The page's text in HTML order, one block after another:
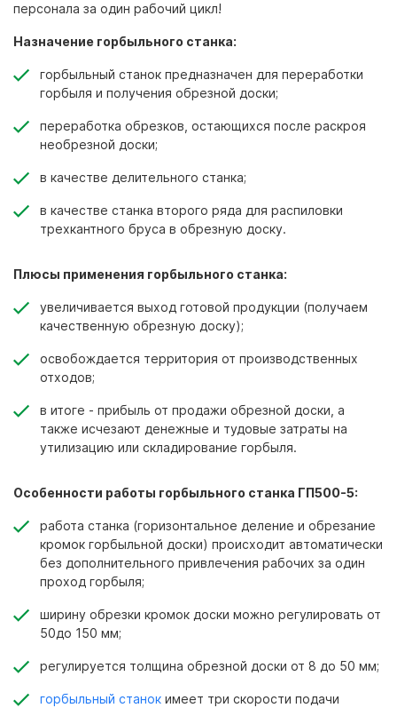
персонала за один рабочий цикл!
Назначение горбыльного станка:
горбыльный станок предназначен для переработки
горбыля и получения обрезной доски;
переработка обрезков, остающихся после раскроя
необрезной доски;
в качестве делительного станка;
в качестве станка второго ряда для распиловки
трехкантного бруса в обрезную доску.
Плюсы применения горбыльного станка:
увеличивается выход готовой продукции (получаем
качественную обрезную доску);
освобождается территория от производственных
отходов;
в итоге - прибыль от продажи обрезной доски, а
также исчезают денежные и тудовые затраты на
утилизацию или складирование горбыля.
Особенности работы горбыльного станка ГП500-5:
работа станка (горизонтальное деление и обрезание
кромок горбыльной доски) происходит автоматически
без дополнительного привлечения рабочих за один
проход горбыля;
ширину обрезки кромок доски можно регулировать от
50до 150 мм;
регулируется толщина обрезной доски от 8 до 50 мм;
горбыльный станок имеет три скорости подачи